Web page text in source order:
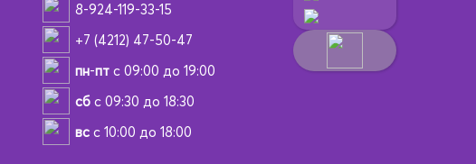
8-924-119-33-15
+7 (4212) 47-50-47
пн-птс 09:00 до 19:00
сбс 09:30 до 18:30
всс 10:00 до 18:00